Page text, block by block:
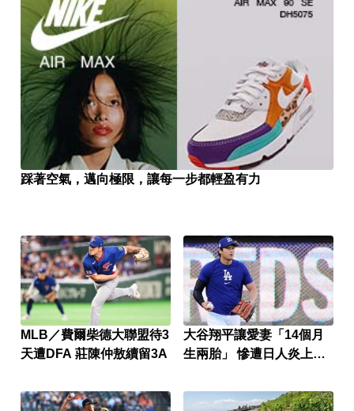
踩著空氣，邁向極限，讓每一步都輕盈有力
MLB／費爾柴德大聯盟待3
天遭DFA 莊陳仲敖續留3A
大谷翔平讓愛妻「14個月
生兩胎」 慘遭日人炎上！